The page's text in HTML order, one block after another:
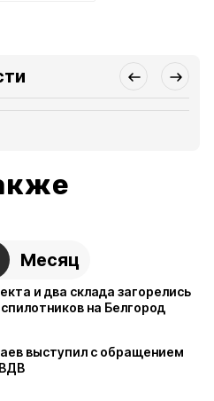
Месяц
и два склада загорелись
на Белгород
выступил с обращением